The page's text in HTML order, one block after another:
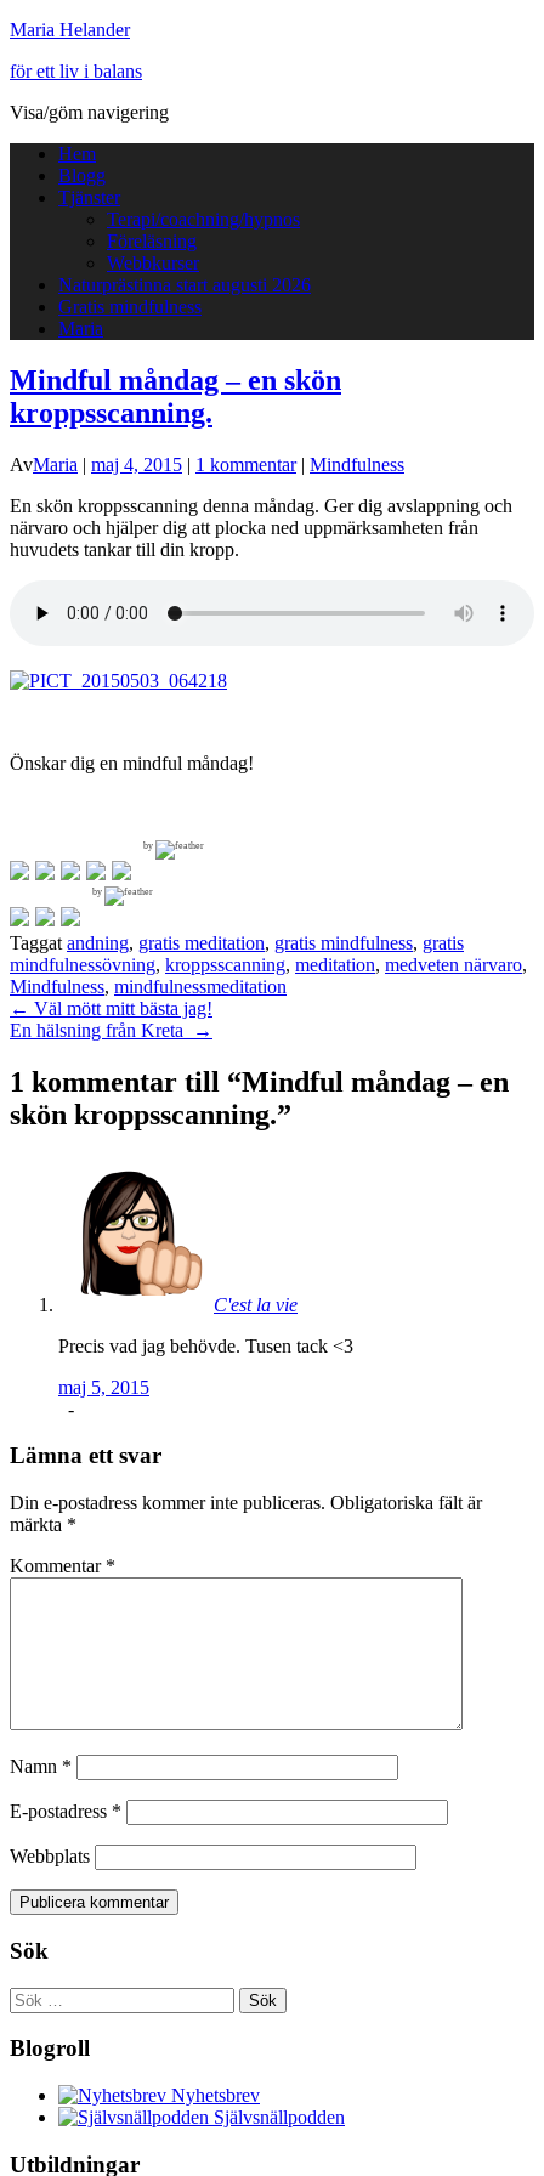
Maria Helander
för ett liv i balans
Visa/göm navigering
Hem
Blogg
Tjänster
Terapi/coachning/hypnos
Föreläsning
Webbkurser
Naturprästinna start augusti 2026
Gratis mindfulness
Maria
Mindful måndag – en skön
kroppsscanning.
AvMaria | maj 4, 2015 | 1 kommentar| Mindfulness
En skön kroppsscanning denna måndag. Ger dig avslappning och
närvaro och hjälper dig att plocka ned uppmärksamheten från
huvudets tankar till din kropp.
Önskar dig en mindful måndag!
by
by
Taggat andning, gratis meditation, gratis mindfulness, gratis
mindfulnessövning, kroppsscanning, meditation, medveten närvaro,
Mindfulness, mindfulnessmeditation
Inläggsnavigering
← Väl mött mitt bästa jag!
En hälsning från Kreta
→
1 kommentar till “Mindful måndag – en
skön kroppsscanning.”
C'est la vie
Precis vad jag behövde. Tusen tack <3
maj 5, 2015
-
Lämna ett svar
Din e-postadress kommer inte publiceras. Obligatoriska fält är
märkta *
Kommentar *
Namn *
E-postadress *
Webbplats
Sök
Sök
efter:
Blogroll
Nyhetsbrev
Självsnällpodden
Utbildningar